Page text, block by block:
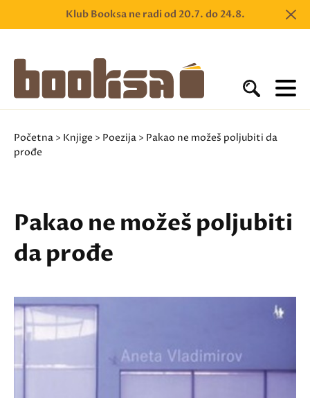
Klub Booksa ne radi od 20.7. do 24.8.
Početna > Knjige > Poezija > Pakao ne možeš poljubiti da
prođe
Pakao ne možeš poljubiti
da prođe